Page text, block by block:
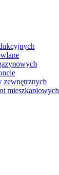
zewnętrznych
mieszkaniowych